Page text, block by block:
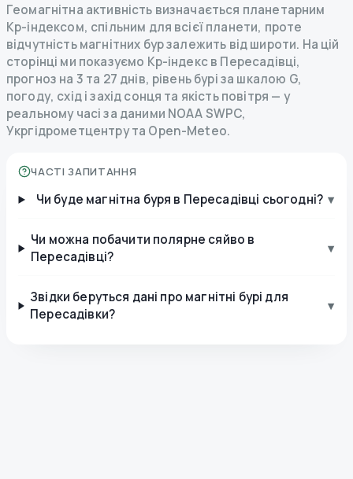
Геомагнітна активність визначається планетарним
Kp-індексом, спільним для всієї планети, проте
відчутність магнітних бур залежить від широти. На цій
сторінці ми показуємо Kp-індекс в Пересадівці,
прогноз на 3 та 27 днів, рівень бурі за шкалою G,
погоду, схід і захід сонця та якість повітря — у
реальному часі за даними NOAA SWPC,
Укргідрометцентру та Open-Meteo.
ЧАСТІ ЗАПИТАННЯ
Чи буде магнітна буря в Пересадівці сьогодні? ▾
Чи можна побачити полярне сяйво в
Пересадівці?
▾
Звідки беруться дані про магнітні бурі для
Пересадівки?
▾